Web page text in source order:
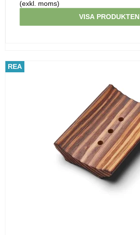
(exkl. moms)
VISA PRODUKTEN
REA